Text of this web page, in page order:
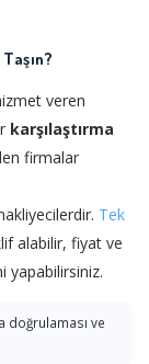
veren
karşılaştırma
firmalar
Tek
alabilir, fiyat ve
yapabilirsiniz.
ve